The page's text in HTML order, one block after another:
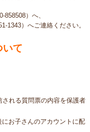
）へ、
1343）へご連絡ください。
て
れる質問票の内容を保護者
お子さんのアカウントに配